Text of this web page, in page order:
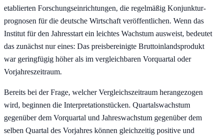
etablierten Forschungs­einrichtungen, die regelmäßig Konjunktur­
prognosen für die deutsche Wirtschaft veröffentlichen. Wenn das
Institut für den Jahresstart ein leichtes Wachstum ausweist, bedeutet
das zunächst nur eines: Das preisbereinigte Bruttoinlands­produkt
war geringfügig höher als im vergleichbaren Vorquartal oder
Vorjahreszeitraum.
Bereits bei der Frage, welcher Vergleichs­zeitraum herangezogen
wird, beginnen die Interpretations­tücken. Quartalswachstum
gegenüber dem Vorquartal und Jahres­wachstum gegenüber dem
selben Quartal des Vorjahres können gleichzeitig positive und